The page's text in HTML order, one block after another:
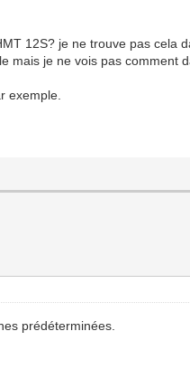
12S? je ne trouve pas cela
mais je ne vois pas comment
exemple.
prédéterminées.